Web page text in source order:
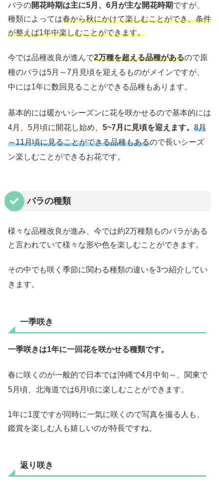
バラの開花時期は主に5月、6月が主な開花時期ですが、
種類によっては春から秋にかけて楽しむことができ、条件
が整えば1年中楽しむことができます。
今では品種改良が進んで2万種を超える品種があるので原
種のバラは5月～7月見頃を迎えるものがメインですが、
中には1年に数回見ることができる品種もあります。
基本的には暖かいシーズンに花を咲かせるので基本的には
4月、5月頃に開花し始め、 5~7月に見頃を迎えます。 8月
～11月頃に見ることができる品種もあるので長いシーズ
ン楽しむことができるお花です。
バラの種類
様々な品種改良が進み、今では約2万種類ものバラがある
と言われていて様々な形や色を楽しむことができます。
その中でも咲く季節に関わる種類の違いを3つ紹介してい
きます。
一季咲き
一季咲きは1年に一回花を咲かせる種類です。
春に咲くのが一般的で日本では沖縄で4月中旬～、関東で
5月頃、北海道では6月頃に楽しむことができます。
1年に1度ですが同時に一気に咲くので写真を撮る人も、
鑑賞を楽しむ人も嬉しいのが特長ですね。
返り咲き